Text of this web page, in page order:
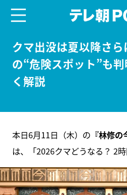
クマ出没は夏以降さ
の“危険スポット”も
く解説
本日6月11日（木）の 『林修
は、「2026クマどうなる？ 2時